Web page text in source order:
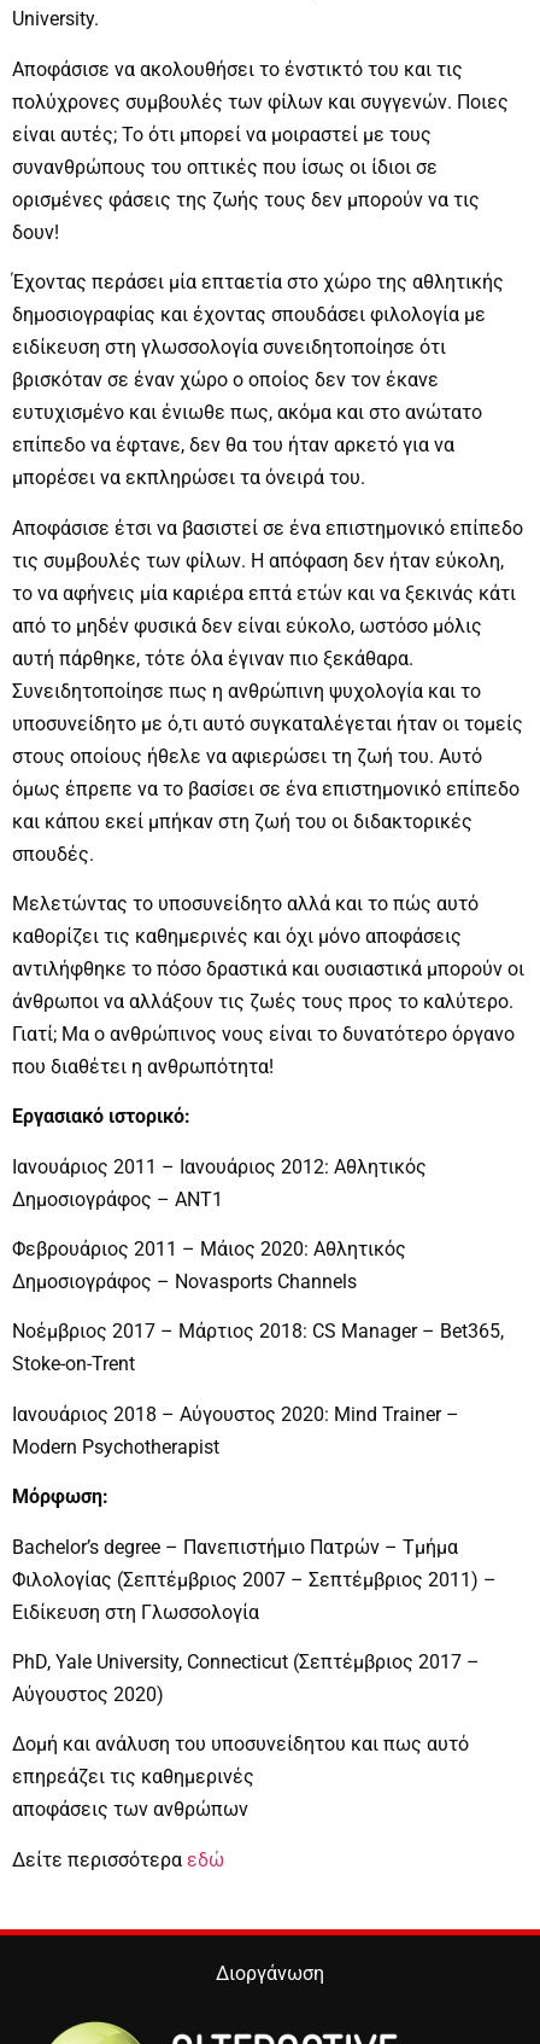
University.
Αποφάσισε να ακολουθήσει το ένστικτό του και τις
πολύχρονες συμβουλές των φίλων και συγγενών. Ποιες
είναι αυτές; Το ότι μπορεί να μοιραστεί με τους
συνανθρώπους του οπτικές που ίσως οι ίδιοι σε
ορισμένες φάσεις της ζωής τους δεν μπορούν να τις
δουν!
Έχοντας περάσει μία επταετία στο χώρο της αθλητικής
δημοσιογραφίας και έχοντας σπουδάσει φιλολογία με
ειδίκευση στη γλωσσολογία συνειδητοποίησε ότι
βρισκόταν σε έναν χώρο ο οποίος δεν τον έκανε
ευτυχισμένο και ένιωθε πως, ακόμα και στο ανώτατο
επίπεδο να έφτανε, δεν θα του ήταν αρκετό για να
μπορέσει να εκπληρώσει τα όνειρά του.
Αποφάσισε έτσι να βασιστεί σε ένα επιστημονικό επίπεδο
τις συμβουλές των φίλων. Η απόφαση δεν ήταν εύκολη,
το να αφήνεις μία καριέρα επτά ετών και να ξεκινάς κάτι
από το μηδέν φυσικά δεν είναι εύκολο, ωστόσο μόλις
αυτή πάρθηκε, τότε όλα έγιναν πιο ξεκάθαρα.
Συνειδητοποίησε πως η ανθρώπινη ψυχολογία και το
υποσυνείδητο με ό,τι αυτό συγκαταλέγεται ήταν οι τομείς
στους οποίους ήθελε να αφιερώσει τη ζωή του. Αυτό
όμως έπρεπε να το βασίσει σε ένα επιστημονικό επίπεδο
και κάπου εκεί μπήκαν στη ζωή του οι διδακτορικές
σπουδές.
Μελετώντας το υποσυνείδητο αλλά και το πώς αυτό
καθορίζει τις καθημερινές και όχι μόνο αποφάσεις
αντιλήφθηκε το πόσο δραστικά και ουσιαστικά μπορούν οι
άνθρωποι να αλλάξουν τις ζωές τους προς το καλύτερο.
Γιατί; Μα ο ανθρώπινος νους είναι το δυνατότερο όργανο
που διαθέτει η ανθρωπότητα!
Εργασιακό ιστορικό:
Ιανουάριος 2011 – Ιανουάριος 2012: Αθλητικός
Δημοσιογράφος – ΑΝΤ1
Φεβρουάριος 2011 – Μάιος 2020: Αθλητικός
Δημοσιογράφος – Novasports Channels
Νοέμβριος 2017 – Μάρτιος 2018: CS Manager – Bet365,
Stoke-on-Trent
Ιανουάριος 2018 – Αύγουστος 2020: Mind Trainer –
Modern Psychotherapist
Μόρφωση:
Bachelor’s degree – Πανεπιστήμιο Πατρών – Τμήμα
Φιλολογίας (Σεπτέμβριος 2007 – Σεπτέμβριος 2011) –
Ειδίκευση στη Γλωσσολογία
PhD, Yale University, Connecticut (Σεπτέμβριος 2017 –
Αύγουστος 2020)
Δομή και ανάλυση του υποσυνείδητου και πως αυτό
επηρεάζει τις καθημερινές
αποφάσεις των ανθρώπων
Δείτε περισσότερα εδώ
Διοργάνωση